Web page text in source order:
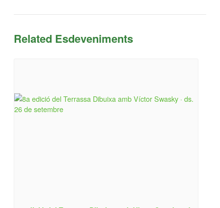
Related Esdeveniments